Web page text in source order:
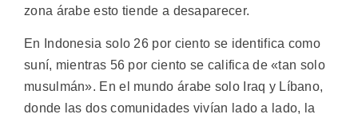
zona árabe esto tiende a desaparecer.
En Indonesia solo 26 por ciento se identifica como
suní, mientras 56 por ciento se califica de «tan solo
musulmán». En el mundo árabe solo Iraq y Líbano,
donde las dos comunidades vivían lado a lado, la